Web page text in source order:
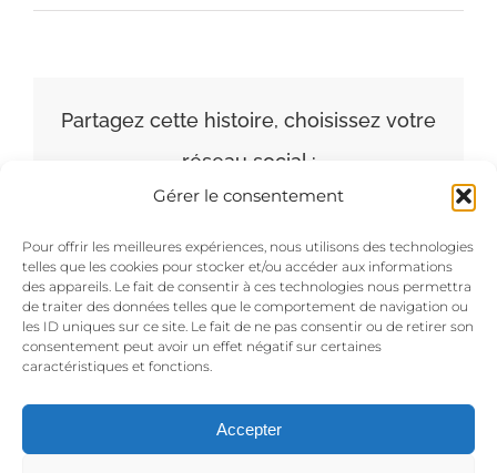
Gérer le consentement
Pour offrir les meilleures expériences, nous utilisons des technologies
telles que les cookies pour stocker et/ou accéder aux informations
des appareils. Le fait de consentir à ces technologies nous permettra
de traiter des données telles que le comportement de navigation ou
les ID uniques sur ce site. Le fait de ne pas consentir ou de retirer son
consentement peut avoir un effet négatif sur certaines
caractéristiques et fonctions.
Accepter
Partagez cette histoire, choisissez votre
réseau social :